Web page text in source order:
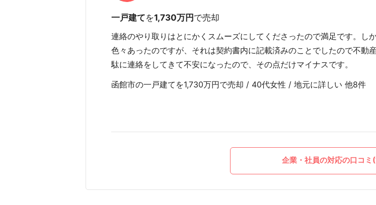
一戸建てを1,730万円で売却
連絡のやり取りはとにかくスムーズにしてくださったので満足です。し
色々あったのですが、それは契約書内に記載済みのことでしたので不動
駄に連絡をしてきて不安になったので、その点だけマイナスです。
函館市の一戸建てを1,730万円で売却 / 40代女性 / 地元に詳しい 他8件
企業・社員の対応の口コミ